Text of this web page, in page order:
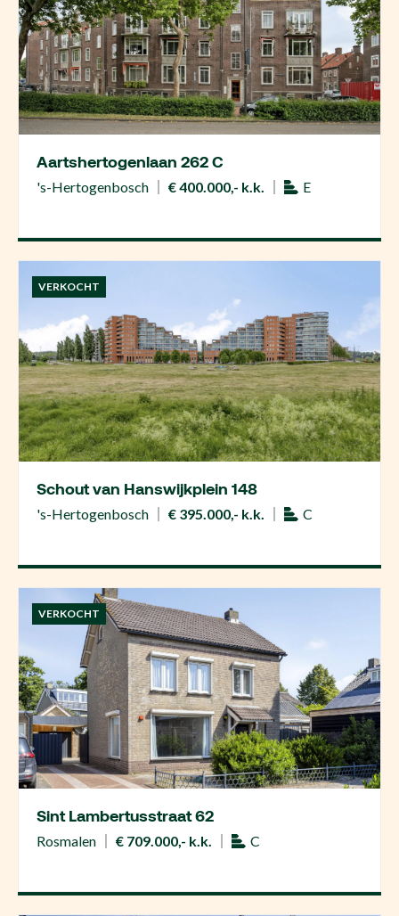
Aartshertogenlaan 262 C
's-Hertogenbosch € 400.000,- k.k. E
VERKOCHT
Schout van Hanswijkplein 148
's-Hertogenbosch € 395.000,- k.k. C
VERKOCHT
Sint Lambertusstraat 62
Rosmalen € 709.000,- k.k. C